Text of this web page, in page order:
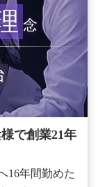
念
で創業21年
16年間勤めた